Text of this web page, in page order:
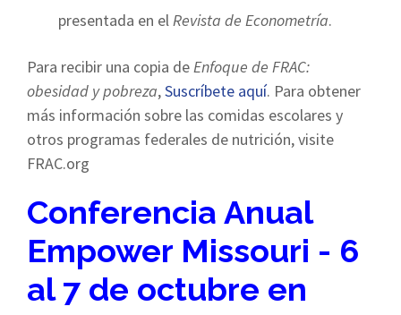
presentada en elRevista de Econometría.
Para recibir una copia deEnfoque de FRAC:
obesidad y pobreza,Suscríbete aquí. Para obtener
más información sobre las comidas escolares y
otros programas federales de nutrición, visite
FRAC.org
Conferencia Anual
Empower Missouri - 6
al 7 de octubre en